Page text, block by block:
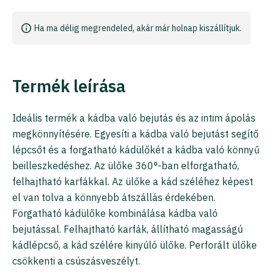
Ha ma délig megrendeled, akár már holnap kiszállítjuk.
Termék leírása
Ideális termék a kádba való bejutás és az intim ápolás
megkönnyítésére. Egyesíti a kádba való bejutást segítő
lépcsőt és a forgatható kádülőkét a kádba való könnyű
beilleszkedéshez. Az ülőke 360°-ban elforgatható,
felhajtható karfákkal. Az ülőke a kád széléhez képest
el van tolva a könnyebb átszállás érdekében.
Forgatható kádülőke kombinálása kádba való
bejutással. Felhajtható karfák, állítható magasságú
kádlépcső, a kád szélére kinyúló ülőke. Perforált ülőke
csökkenti a csúszásveszélyt.